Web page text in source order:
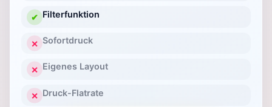
✔ Filterfunktion
✕ Sofortdruck
✕ Eigenes Layout
✕ Druck-Flatrate